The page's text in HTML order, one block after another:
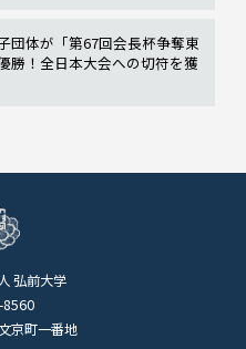
団体が「第67回会長杯争奪東
勝！全日本大会への切符を獲
弘前大学
8560
京町一番地